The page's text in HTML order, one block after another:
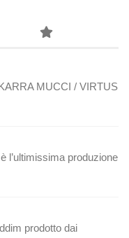
MUCCI / VIRTUS
l’ultimissima produzione
prodotto dai